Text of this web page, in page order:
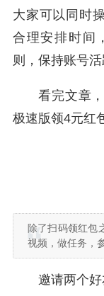
大家可以同时
合理安排时间
则，保持账号
看完文章
极速版领4元红
除了扫码领红包
视频，做任务，
邀请两个